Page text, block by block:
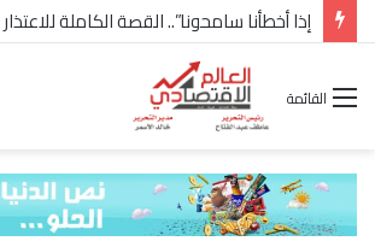
القائمة